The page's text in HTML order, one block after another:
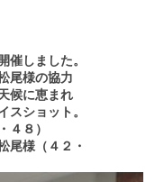
しました。
尾様の協力
候に恵まれ
ショット。
４８）
尾様（４２・